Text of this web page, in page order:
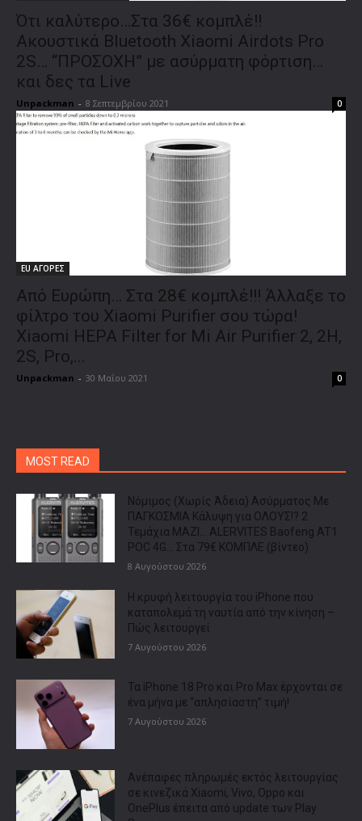
Ότι καλύτερο…Στα 36€ κομπλέ!!
Ακουστικά Bluetooth Xiaomi Airdots Pro
2S… “ΠΡΟΣΟΧΗ” με ασύρματη φόρτιση…
και δες τα Live
Unpackman - 8 Σεπτεμβρίου 2021 0
EU ΑΓΟΡΕΣ
Από Ευρώπη… Στα 28€ κομπλέ!!! Άλλαξε το
φίλτρο του Xiaomi Purifier σου τώρα!
Xiaomi HEPA Filter for Mi Air Purifier 2, 2H,
2S, Pro,...
Unpackman - 30 Μαΐου 2021 0
MOST READ
Νόμιμος (Χωρίς Άδεια) Ασύρματος Με
ΠΑΓΚΟΣΜΙΑ Κάλυψη για ΟΛΟΥΣ!? 2
Τεμάχια ΜΑΖΙ… ALERVITES Baofeng AT1
POC 4G… Στα 79€ ΚΟΜΠΛΕ (βίντεο)
8 Αυγούστου 2026
Η κρυφή λειτουργία του iPhone που
καταπολεμά τη ναυτία από την κίνηση –
Πώς λειτουργεί
7 Αυγούστου 2026
Τα iPhone 18 Pro και Pro Max έρχονται σε
ένα μήνα με “απλησίαστη” τιμή!
7 Αυγούστου 2026
Ανέπαφες πληρωμές εκτός λειτουργίας
σε κινεζικά Xiaomi, Vivo, Oppo και
OnePlus έπειτα από update των Play